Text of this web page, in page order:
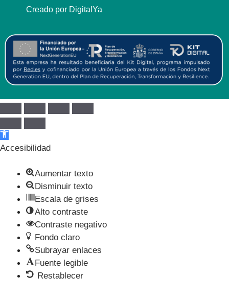
Creado por DigitalYa
Abrir barra de herramientas
Accesibilidad
Aumentar texto
Disminuir texto
Escala de grises
Alto contraste
Contraste negativo
Fondo claro
Subrayar enlaces
Fuente legible
Restablecer